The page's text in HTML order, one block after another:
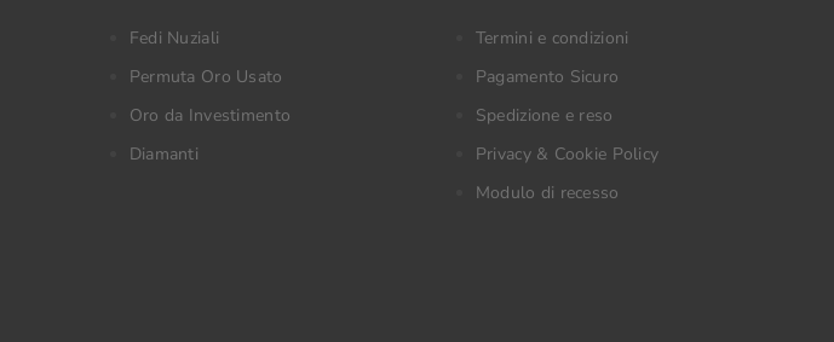
Fedi Nuziali
Permuta Oro Usato
Oro da Investimento
Diamanti
Termini e condizioni
Pagamento Sicuro
Spedizione e reso
Privacy & Cookie Policy
Modulo di recesso